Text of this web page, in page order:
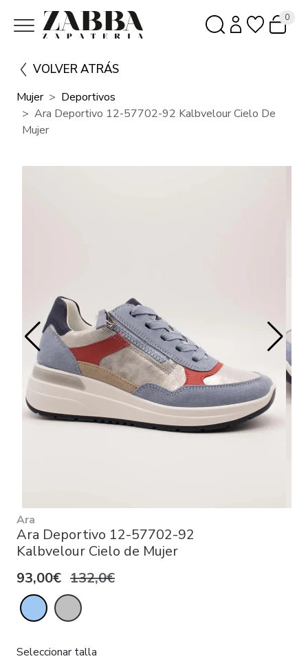
0
VOLVER ATRÁS
Mujer
Deportivos
Ara Deportivo 12-57702-92 Kalbvelour Cielo De
Mujer
Ara
Ara Deportivo 12-57702-92
Kalbvelour Cielo de Mujer
93,00€ 132,0€
Seleccionar talla